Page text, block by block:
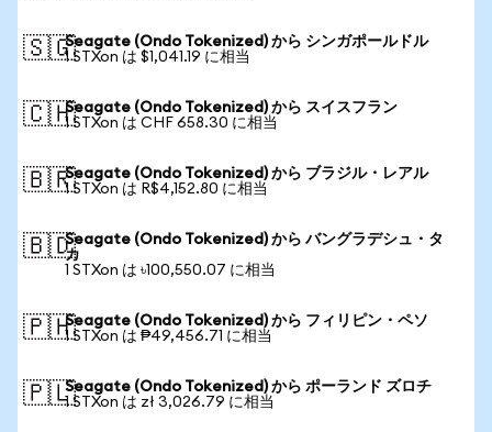
🇸🇬Seagate (Ondo Tokenized) から シンガポールドル
1 STXon は $1,041.19 に相当
🇨🇭Seagate (Ondo Tokenized) から スイスフラン
1 STXon は CHF 658.30 に相当
🇧🇷Seagate (Ondo Tokenized) から ブラジル・レアル
1 STXon は R$4,152.80 に相当
🇧🇩Seagate (Ondo Tokenized) から バングラデシュ・タ
カ
1 STXon は ৳100,550.07 に相当
🇵🇭Seagate (Ondo Tokenized) から フィリピン・ペソ
1 STXon は ₱49,456.71 に相当
🇵🇱Seagate (Ondo Tokenized) から ポーランド ズロチ
1 STXon は zł 3,026.79 に相当